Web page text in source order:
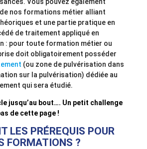
nos formations métier alliant
et une partie pratique en
de traitement appliqué en
: pour toute formation métier ou
doit obligatoirement posséder
(ou zone de pulvérisation dans
sur la pulvérisation) dédiée au
qui sera étudié.
jusqu’au bout…. Un petit challenge
de cette page !
LES PRÉREQUIS POUR
FORMATIONS ?